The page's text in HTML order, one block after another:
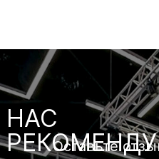
Оставьте
НАС